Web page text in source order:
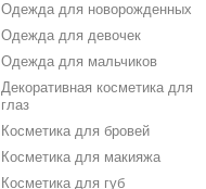
Одежда для новорожденных
Одежда для девочек
Одежда для мальчиков
Декоративная косметика для
глаз
Косметика для бровей
Косметика для макияжа
Косметика для губ